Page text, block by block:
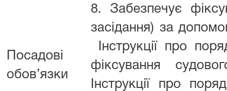
Посадові
обов’язки
8. Забезпечує
засідання) за
Інструкції про
фіксування
Інструкції про